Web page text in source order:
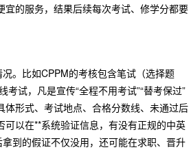
的服务，结果后续每次考试、修学分都要
。比如CPPM的考核包含笔试（选择题
试，凡是宣传“全程不用考试”“替考保过”
形式、考试地点、合格分数线、未通过后
以在**系统验证信息，有没有正规的中英
到的假证不仅没用，还可能在求职、晋升